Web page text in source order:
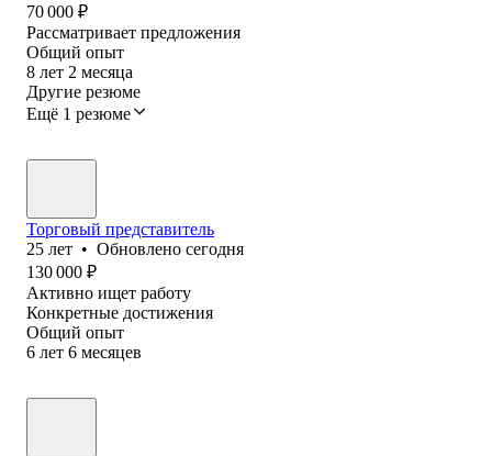
70 000 ₽
Рассматривает предложения
Общий опыт
8 лет 2 месяца
Другие резюме
Ещё 1 резюме
Торговый представитель
25 лет • Обновлено сегодня
130 000 ₽
Активно ищет работу
Конкретные достижения
Общий опыт
6 лет 6 месяцев